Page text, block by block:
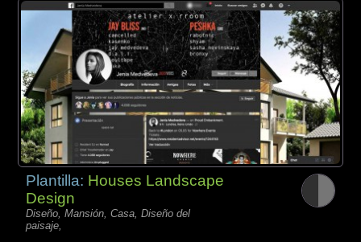
Plantilla: Houses Landscape
Design
Diseño, Mansión, Casa, Diseño del
paisaje,